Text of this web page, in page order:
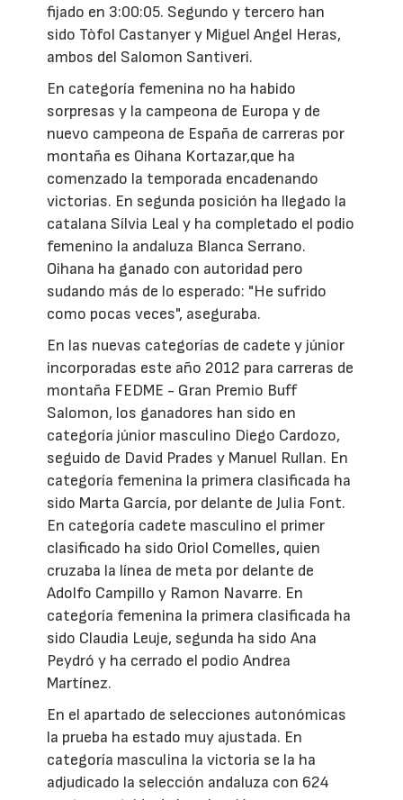
fijado en 3:00:05. Segundo y tercero han
sido Tòfol Castanyer y Miguel Angel Heras,
ambos del Salomon Santiveri.
En categoría femenina no ha habido
sorpresas y la campeona de Europa y de
nuevo campeona de España de carreras por
montaña es Oihana Kortazar,que ha
comenzado la temporada encadenando
victorias. En segunda posición ha llegado la
catalana Sílvia Leal y ha completado el podio
femenino la andaluza Blanca Serrano.
Oihana ha ganado con autoridad pero
sudando más de lo esperado: "He sufrido
como pocas veces", aseguraba.
En las nuevas categorías de cadete y júnior
incorporadas este año 2012 para carreras de
montaña FEDME - Gran Premio Buff
Salomon, los ganadores han sido en
categoría júnior masculino Diego Cardozo,
seguido de David Prades y Manuel Rullan. En
categoría femenina la primera clasificada ha
sido Marta García, por delante de Julia Font.
En categoría cadete masculino el primer
clasificado ha sido Oriol Comelles, quien
cruzaba la línea de meta por delante de
Adolfo Campillo y Ramon Navarre. En
categoría femenina la primera clasificada ha
sido Claudia Leuje, segunda ha sido Ana
Peydró y ha cerrado el podio Andrea
Martínez.
En el apartado de selecciones autonómicas
la prueba ha estado muy ajustada. En
categoría masculina la victoria se la ha
adjudicado la selección andaluza con 624